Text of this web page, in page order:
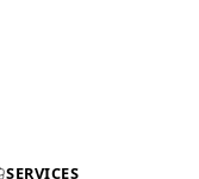
SERVICES